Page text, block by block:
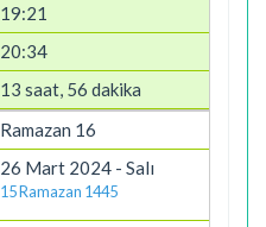
19:21
20:34
13 saat, 56 dakika
Ramazan 16
26 Mart 2024 - Salı
15 Ramazan 1445